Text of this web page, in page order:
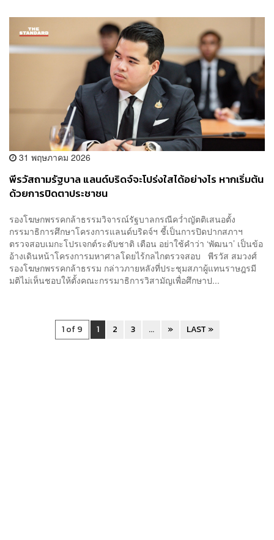
31 พฤษภาคม 2026
พีรวัสถามรัฐบาล แลนด์บริดจ์จะโปร่งใสได้อย่างไร หากเริ่มต้น
ด้วยการปิดตาประชาชน
รองโฆษกพรรคกล้าธรรมวิจารณ์รัฐบาลกรณีคว่ำญัตติเสนอตั้ง
กรรมาธิการศึกษาโครงการแลนด์บริดจ์ฯ ชี้เป็นการปิดปากสภาฯ
ตรวจสอบเมกะโปรเจกต์ระดับชาติ เตือน อย่าใช้คำว่า ‘พัฒนา’ เป็นข้อ
อ้างเดินหน้าโครงการมหาศาลโดยไร้กลไกตรวจสอบ พีรวัส สมวงศ์
รองโฆษกพรรคกล้าธรรม กล่าวภายหลังที่ประชุมสภาผู้แทนราษฎรมี
มติไม่เห็นชอบให้ตั้งคณะกรรมาธิการวิสามัญเพื่อศึกษาป...
1 of 9 1 2 3 ... » LAST »